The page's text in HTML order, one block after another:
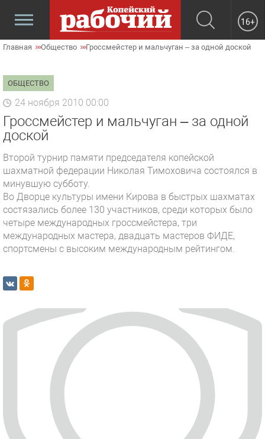
16+
Главная Общество Гроссмейстер и мальчуган – за одной доской
ОБЩЕСТВО
24 ноября 2010 00:00
Гроссмейстер и мальчуган – за одной
доской
Второй турнир памяти председателя копейской
шахматной федерации Николая Тимоховича состоялся в
минувшую субботу.
Во Дворце культуры имени Кирова в быстрых шахматах
состязались более 130 участников, среди которых было
четыре международных гроссмейстера, три
международных мастера, двадцать мастеров ФИДЕ,
спортсмены с высоким международным рейтингом.